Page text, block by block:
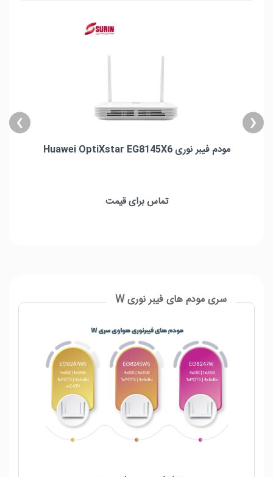
مودم فیبر نوری Huawei OptiXstar EG8145X6
تعداد پورت شبکه : 4 عددتماس برای قیمت
‹
›
سری مودم های فیبر نوری W